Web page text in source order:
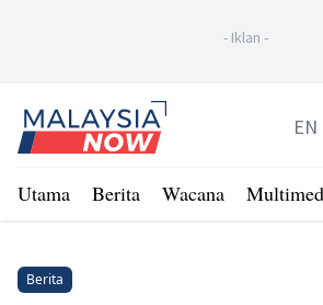
- Iklan -
Home
EN
Utama Berita Wacana
Berita